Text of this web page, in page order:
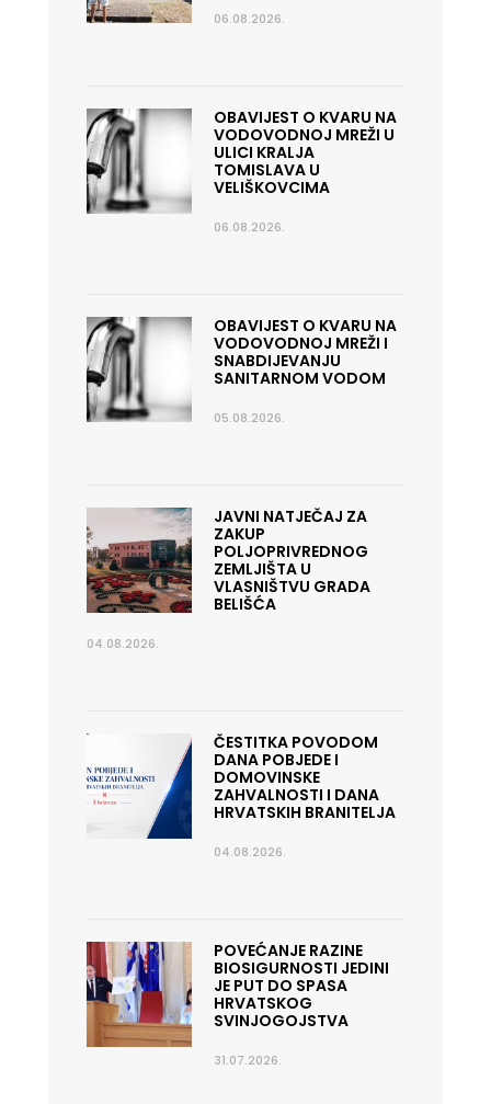
06.08.2026.
OBAVIJEST O KVARU NA
VODOVODNOJ MREŽI U
ULICI KRALJA
TOMISLAVA U
VELIŠKOVCIMA
06.08.2026.
OBAVIJEST O KVARU NA
VODOVODNOJ MREŽI I
SNABDIJEVANJU
SANITARNOM VODOM
05.08.2026.
JAVNI NATJEČAJ ZA
ZAKUP
POLJOPRIVREDNOG
ZEMLJIŠTA U
VLASNIŠTVU GRADA
BELIŠĆA
04.08.2026.
ČESTITKA POVODOM
DANA POBJEDE I
DOMOVINSKE
ZAHVALNOSTI I DANA
HRVATSKIH BRANITELJA
04.08.2026.
POVEĆANJE RAZINE
BIOSIGURNOSTI JEDINI
JE PUT DO SPASA
HRVATSKOG
SVINJOGOJSTVA
31.07.2026.